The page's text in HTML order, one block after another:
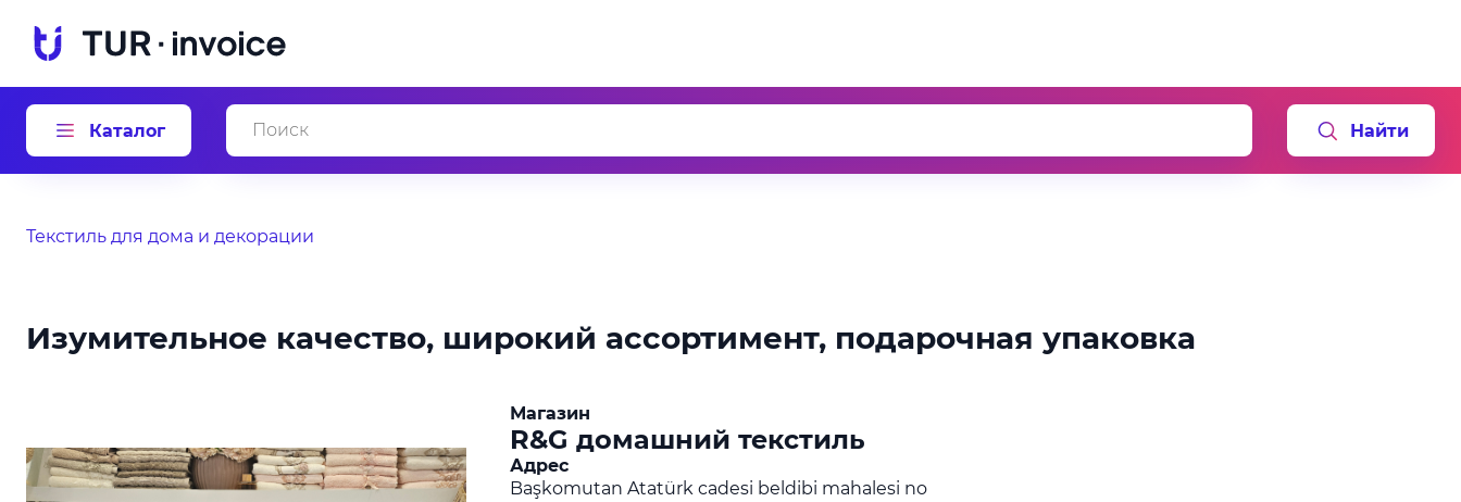
Каталог Найти
Текстиль для дома и декорации
Изумительное качество, широкий ассортимент, подарочная упаковка
Магазин
R&G домашний текстиль
Адрес
Başkomutan Atatürk cadesi beldibi mahalesi no